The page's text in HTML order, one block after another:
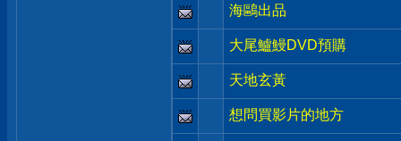
海鷗出品
大尾鱸鰻DVD預購
天地玄黃
想問買影片的地方